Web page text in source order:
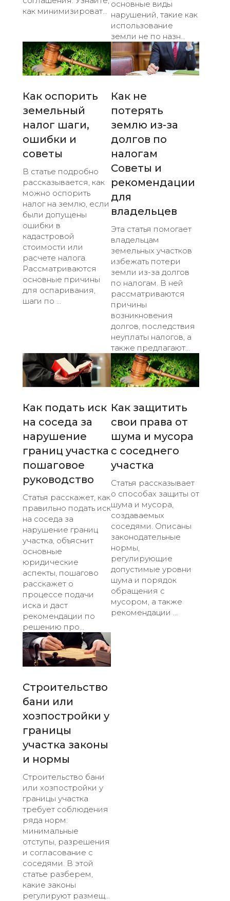
как минимизироват...
основные виды
нарушений, такие как
использование
земли не по назн...
Как оспорить
земельный
налог шаги,
ошибки и
советы
В статье подробно
рассказывается, как
можно оспорить
налог на землю, если
были допущены
ошибки в
кадастровой
стоимости или
расчете налога.
Рассматриваются
основные причины
для оспаривания,
шаги по ...
Как не
потерять
землю из-за
долгов по
налогам
Советы и
рекомендации
для
владельцев
Эта статья помогает
владельцам
земельных участков
избежать потери
земли из-за долгов
по налогам. В ней
рассматриваются
причины
возникновения
долгов, последствия
неуплаты налогов, а
также предлагают...
Как подать иск
на соседа за
нарушение
границ участка
пошаговое
руководство
Статья расскажет, как
правильно подать иск
на соседа за
нарушение границ
участка, объяснит
основные
юридические
аспекты, пошагово
расскажет о
процессе подачи
иска и даст
рекомендации по
решению про...
Как защитить
свои права от
шума и мусора
с соседнего
участка
Статья рассказывает
о способах защиты от
шума и мусора,
создаваемых
соседями. Описаны
законодательные
нормы,
регулирующие
допустимые уровни
шума и порядок
обращения с
мусором, а также
рекомендации ...
Строительство
бани или
хозпостройки у
границы
участка законы
и нормы
Строительство бани
или хозпостройки у
границы участка
требует соблюдения
ряда норм:
минимальные
отступы, разрешения
и согласование с
соседями. В этой
статье разберем,
какие законы
регулируют размещ...